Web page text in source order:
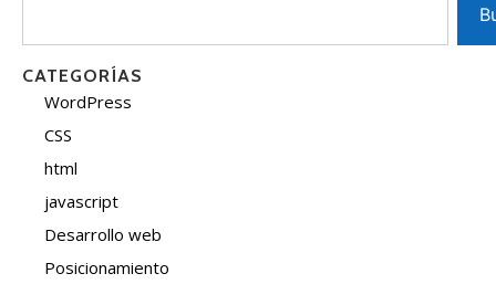
CATEGORÍAS
WordPress
CSS
html
javascript
Desarrollo web
Posicionamiento